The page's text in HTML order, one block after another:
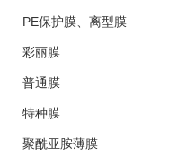
PE保护膜、离型膜
彩丽膜
普通膜
特种膜
聚酰亚胺薄膜